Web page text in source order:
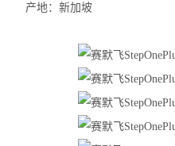
产地：新加坡